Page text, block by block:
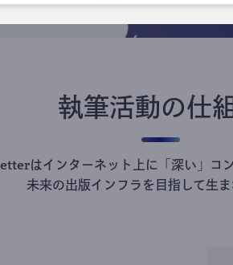
執筆活動の仕
はインターネット上に「深い」コ
未来の出版インフラを目指して生ま